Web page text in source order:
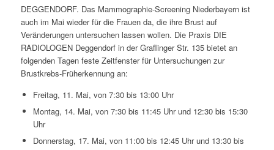
DEGGENDORF. Das Mammographie-Screening Niederbayern ist
auch im Mai wieder für die Frauen da, die ihre Brust auf
Veränderungen untersuchen lassen wollen. Die Praxis DIE
RADIOLOGEN Deggendorf in der Graflinger Str. 135 bietet an
folgenden Tagen feste Zeitfenster für Untersuchungen zur
Brustkrebs-Früherkennung an:
Freitag, 11. Mai, von 7:30 bis 13:00 Uhr
Montag, 14. Mai, von 7:30 bis 11:45 Uhr und 12:30 bis 15:30
Uhr
Donnerstag, 17. Mai, von 11:00 bis 12:45 Uhr und 13:30 bis